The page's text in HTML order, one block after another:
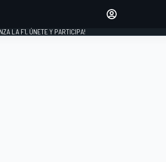
LA F1, ÚNETE Y PARTICIPA!